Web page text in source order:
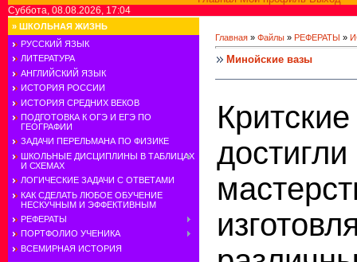
Суббота, 08.08.2026, 17:04
» ШКОЛЬНАЯ ЖИЗНЬ
РУССКИЙ ЯЗЫК
ЛИТЕРАТУРА
АНГЛИЙСКИЙ ЯЗЫК
ИСТОРИЯ РОССИИ
ИСТОРИЯ СРЕДНИХ ВЕКОВ
ПОДГОТОВКА К ОГЭ И ЕГЭ ПО
ГЕОГРАФИИ
ЗАДАЧИ ПЕРЕЛЬМАНА ПО ФИЗИКЕ
ШКОЛЬНЫЕ ДИСЦИПЛИНЫ В ТАБЛИЦАХ
И СХЕМАХ
ЛОГИЧЕСКИЕ ЗАДАЧИ С ОТВЕТАМИ
КАК СДЕЛАТЬ ЛЮБОЕ ОБУЧЕНИЕ
НЕСКУЧНЫМ И ЭФФЕКТИВНЫМ
РЕФЕРАТЫ
ПОРТФОЛИО УЧЕНИКА
ВСЕМИРНАЯ ИСТОРИЯ
Главная » Файлы » РЕФЕРАТЫ »
Минойские вазы